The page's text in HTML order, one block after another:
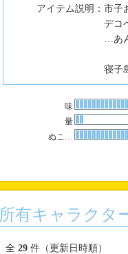
アイテム説明： 市子
デコ
…あ
寝子
味
量
ぬこ…
所有キャラクタ
全 29 件（更新日時順）